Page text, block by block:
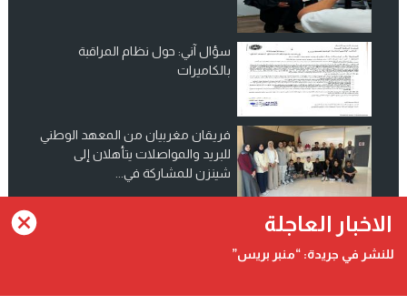
سؤال آني: حول نظام المراقبة
بالكاميرات
فريقان مغربيان من المعهد الوطني
للبريد والمواصلات يتأهلان إلى
شينزن للمشاركة في...
انضم الينا على فيسبوك
الاخبار العاجلة
للنشر في جريدة: “منبر بريس”